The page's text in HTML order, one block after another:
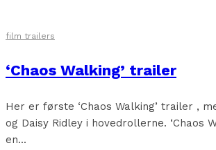
film trailers
‘Chaos Walking’ trailer
Her er første ‘Chaos Walking’ trailer ,
og Daisy Ridley i hovedrollerne. ‘Chaos
en...